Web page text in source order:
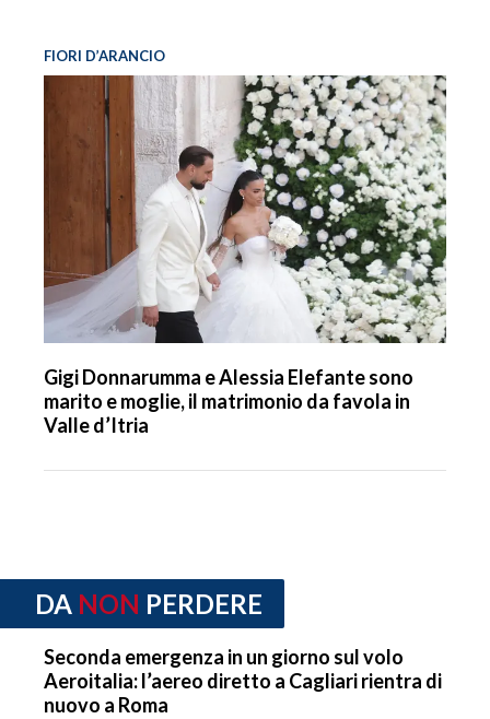
FIORI D’ARANCIO
Gigi Donnarumma e Alessia Elefante sono
marito e moglie, il matrimonio da favola in
Valle d’Itria
DA NON PERDERE
Seconda emergenza in un giorno sul volo
Aeroitalia: l’aereo diretto a Cagliari rientra di
nuovo a Roma